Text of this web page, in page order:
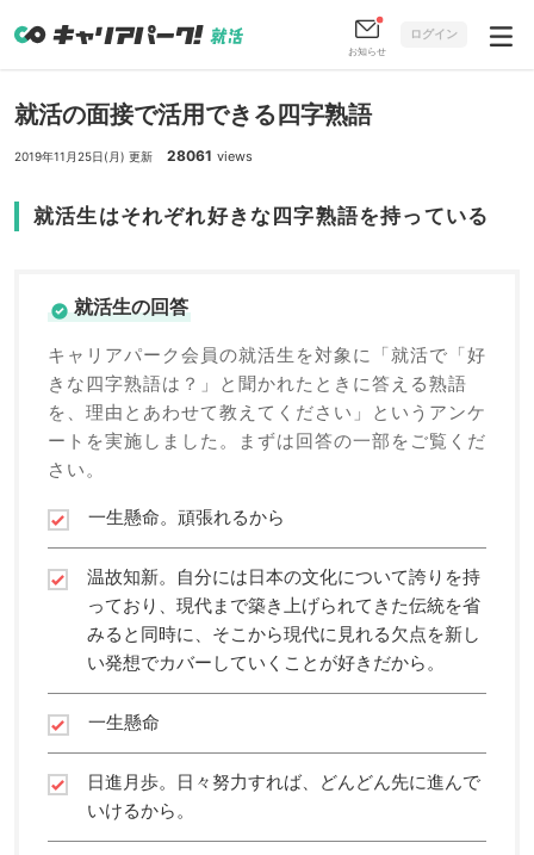
お知らせ
ログイン
就活の面接で活用できる四字熟語
2019年11月25日(月) 更新 28061 views
就活生はそれぞれ好きな四字熟語を持っている
就活生の回答
キャリアパーク会員の就活生を対象に「就活で「好
きな四字熟語は？」と聞かれたときに答える熟語
を、理由とあわせて教えてください」というアンケ
ートを実施しました。まずは回答の一部をご覧くだ
さい。
一生懸命。頑張れるから
温故知新。自分には日本の文化について誇りを持
っており、現代まで築き上げられてきた伝統を省
みると同時に、そこから現代に見れる欠点を新し
い発想でカバーしていくことが好きだから。
一生懸命
日進月歩。日々努力すれば、どんどん先に進んで
いけるから。